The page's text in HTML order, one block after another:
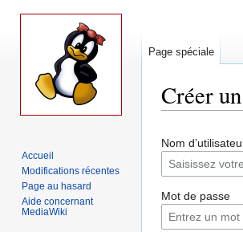
Créer
à
à
Nom
Mot de passe
Page spéciale
Accueil
Modifications récentes
Page au hasard
Aide concernant
MediaWiki